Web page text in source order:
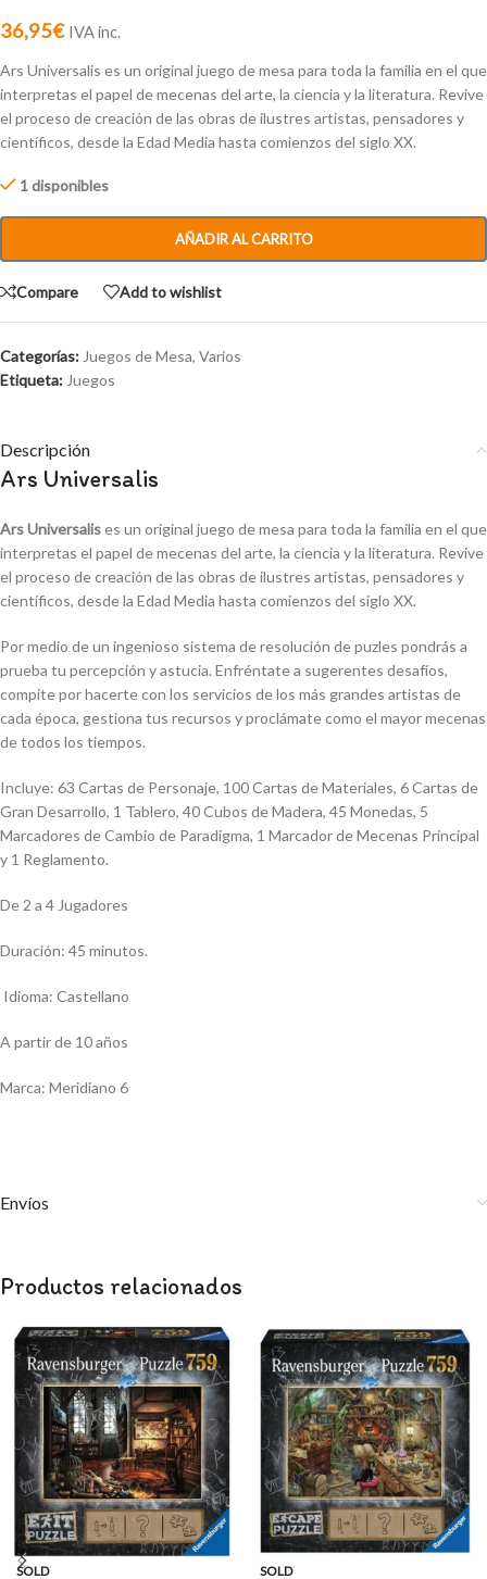
36,95€ IVA inc.
Ars Universalis es un original juego de mesa para toda la familia en el que
interpretas el papel de mecenas del arte, la ciencia y la literatura. Revive
el proceso de creación de las obras de ilustres artistas, pensadores y
científicos, desde la Edad Media hasta comienzos del siglo XX.
1 disponibles
AÑADIR AL CARRITO
Compare Add to wishlist
Categorías: Juegos de Mesa, Varios
Etiqueta: Juegos
Descripción
Ars Universalis
Ars Universalises un original juego de mesa para toda la familia en el que
interpretas el papel de mecenas del arte, la ciencia y la literatura. Revive
el proceso de creación de las obras de ilustres artistas, pensadores y
científicos, desde la Edad Media hasta comienzos del siglo XX.
Por medio de un ingenioso sistema de resolución de puzles pondrás a
prueba tu percepción y astucia. Enfréntate a sugerentes desafíos,
compite por hacerte con los servicios de los más grandes artistas de
cada época, gestiona tus recursos y proclámate como el mayor mecenas
de todos los tiempos.
Incluye: 63 Cartas de Personaje, 100 Cartas de Materiales, 6 Cartas de
Gran Desarrollo, 1 Tablero, 40 Cubos de Madera, 45 Monedas, 5
Marcadores de Cambio de Paradigma, 1 Marcador de Mecenas Principal
y 1 Reglamento.
De 2 a 4 Jugadores
Duración: 45 minutos.
Idioma: Castellano
A partir de 10 años
Marca: Meridiano 6
Envíos
Productos relacionados
SOLD
SOLD